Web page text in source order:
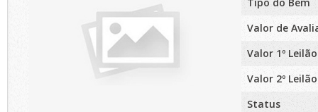
Valor de
Valor 1º Leilão
Valor 2º Leilão
Status